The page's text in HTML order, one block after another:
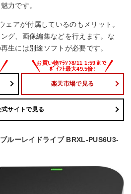
力です。
アが付属しているのもメリット。
グ、画像編集などを行えます。な
生には別途ソフトが必要です。
楽天市場で見る
式サイトで見る
ルーレイドライブ BRXL-PUS6U3-